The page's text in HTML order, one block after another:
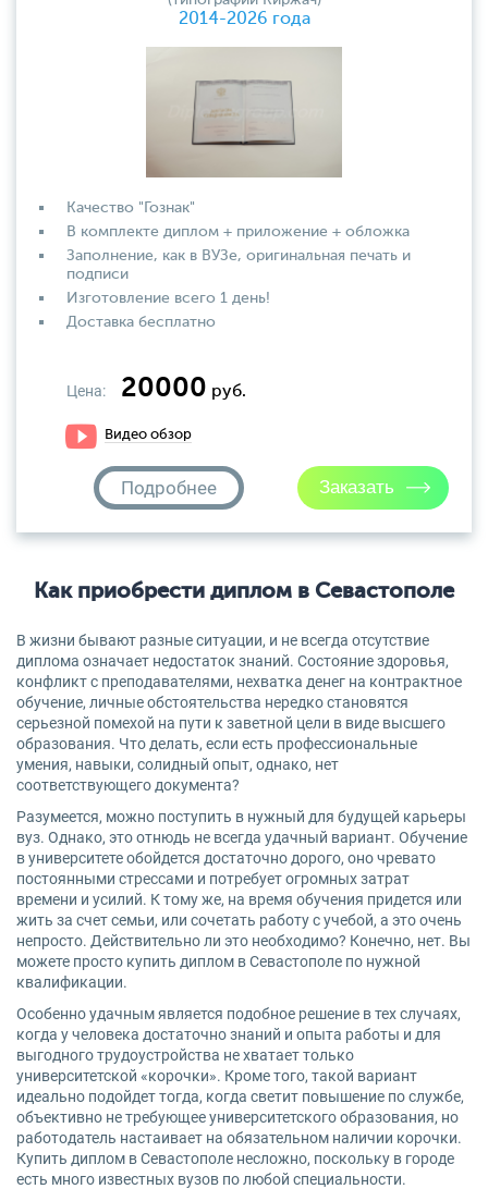
2014-2026 года
Качество "Гознак"
В комплекте диплом + приложение + обложка
Заполнение, как в ВУЗе, оригинальная печать и
подписи
Изготовление всего 1 день!
Доставка бесплатно
Цена: 20000 руб.
Видео обзор
Подробнее
Как приобрести диплом в Севастополе
В жизни бывают разные ситуации, и не всегда отсутствие
диплома означает недостаток знаний. Состояние здоровья,
конфликт с преподавателями, нехватка денег на контрактное
обучение, личные обстоятельства нередко становятся
серьезной помехой на пути к заветной цели в виде высшего
образования. Что делать, если есть профессиональные
умения, навыки, солидный опыт, однако, нет
соответствующего документа?
Разумеется, можно поступить в нужный для будущей карьеры
вуз. Однако, это отнюдь не всегда удачный вариант. Обучение
в университете обойдется достаточно дорого, оно чревато
постоянными стрессами и потребует огромных затрат
времени и усилий. К тому же, на время обучения придется или
жить за счет семьи, или сочетать работу с учебой, а это очень
непросто. Действительно ли это необходимо? Конечно, нет. Вы
можете просто купить диплом в Севастополе по нужной
квалификации.
Особенно удачным является подобное решение в тех случаях,
когда у человека достаточно знаний и опыта работы и для
выгодного трудоустройства не хватает только
университетской «корочки». Кроме того, такой вариант
идеально подойдет тогда, когда светит повышение по службе,
объективно не требующее университетского образования, но
работодатель настаивает на обязательном наличии корочки.
Купить диплом в Севастополе несложно, поскольку в городе
есть много известных вузов по любой специальности.